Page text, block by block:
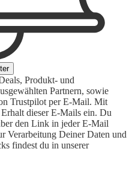
Produkt- und
Partnern, sowie
Trustpilot per E-Mail. Mit
dieser E-Mails ein. Du
den Link in jeder E-Mail
Verarbeitung Deiner Daten und
findest du in unserer